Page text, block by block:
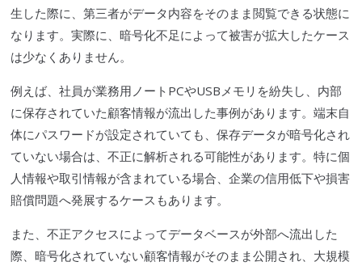
生した際に、第三者がデータ内容をそのまま閲覧できる状態に
なります。実際に、暗号化不足によって被害が拡大したケース
は少なくありません。
例えば、社員が業務用ノートPCやUSBメモリを紛失し、内部
に保存されていた顧客情報が流出した事例があります。端末自
体にパスワードが設定されていても、保存データが暗号化され
ていない場合は、不正に解析される可能性があります。特に個
人情報や取引情報が含まれている場合、企業の信用低下や損害
賠償問題へ発展するケースもあります。
また、不正アクセスによってデータベースが外部へ流出した
際、暗号化されていない顧客情報がそのまま公開され、大規模